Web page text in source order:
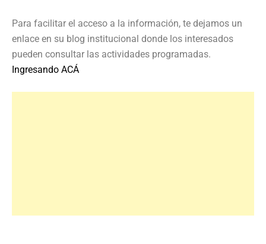
Para facilitar el acceso a la información, te dejamos un
enlace en su blog institucional donde los interesados
pueden consultar las actividades programadas.
Ingresando ACÁ